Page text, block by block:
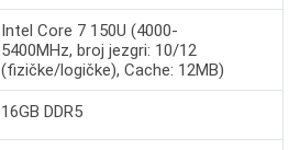
Intel Core 7 150U (4000-
5400MHz, broj jezgri: 10/12
(fizičke/logičke), Cache: 12MB)
16GB DDR5